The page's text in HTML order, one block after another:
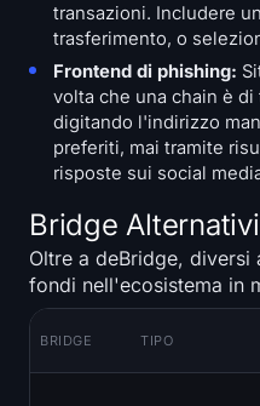
transazioni. Includere
trasferimento, o
Frontend di phishing:
volta che una chain è
digitando l'indirizzo
preferiti, mai tramite
risposte sui social
Bridge
Oltre a deBridge,
fondi nell'ecosistema in
BRIDGE TIPO